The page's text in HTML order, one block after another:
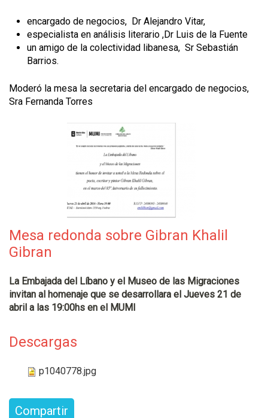
encargado de negocios, Dr Alejandro Vitar,
especialista en análisis literario ,Dr Luis de la Fuente
un amigo de la colectividad libanesa, Sr Sebastián
Barrios.
Moderó la mesa la secretaria del encargado de negocios,
Sra Fernanda Torres
Mesa redonda sobre Gibran Khalil
Gibran
La Embajada del Líbano y el Museo de las Migraciones
invitan al homenaje que se desarrollara el Jueves 21 de
abril a las 19:00hs en el MUMI
Descargas
p1040778.jpg
Compartir